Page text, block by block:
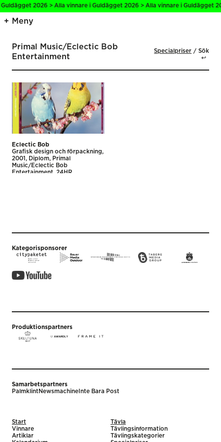
2026 > Alla vinnare i Guldägget 2026 > Alla vinnare i Guldägget
Meny
Primal Music/Eclectic Bob
Entertainment
Specialpriser
Sök
↩
Eclectic Bob
Grafisk design och förpackning
2001
Diplom
Primal
Music/Eclectic Bob
Entertainment 24HR
Kategorisponsorer
Produktionspartners
Samarbetspartners
PalmklintNewsmachine Inte Bara Post
Start
Vinnare
Artiklar
Tävla
Tävlingsinformation
Tävlingskategorier